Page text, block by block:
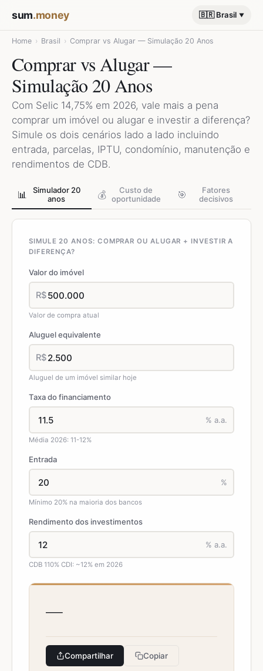
sum.money 🇧🇷 Brasil
Home › Brasil › Comprar vs Alugar — Simulação 20 Anos
Comprar vs Alugar —
Simulação 20 Anos
Com Selic 14,75% em 2026, vale mais a pena
comprar um imóvel ou alugar e investir a diferença?
Simule os dois cenários lado a lado incluindo
entrada, parcelas, IPTU, condomínio, manutenção e
rendimentos de CDB.
📊
Simulador 20
anos
💰
Custo de
oportunidade
🎯
Fatores
decisivos
SIMULE 20 ANOS: COMPRAR OU ALUGAR + INVESTIR A
DIFERENÇA?
Valor do imóvel
R$
Valor de compra atual
Aluguel equivalente
R$
Aluguel de um imóvel similar hoje
Taxa do financiamento
% a.a.
Média 2026: 11-12%
Entrada
%
Mínimo 20% na maioria dos bancos
Rendimento dos investimentos
% a.a.
CDB 110% CDI: ~12% em 2026
—
Compartilhar Copiar